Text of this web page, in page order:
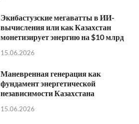
Экибастузские мегаватты в ИИ-
вычисления или как Казахстан
монетизирует энергию на $10 млрд
15.06.2026
Маневренная генерация как
фундамент энергетической
независимости Казахстана
15.06.2026